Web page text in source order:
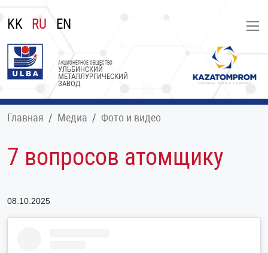
KK RU EN
УЛЬБИНСКИЙ
МЕТАЛЛУРГИЧЕСКИЙ
ЗАВОД
АКЦИОНЕРНОЕ ОБЩЕСТВО
Главная Медиа Фото и видео
7 вопросов атомщику
08.10.2025